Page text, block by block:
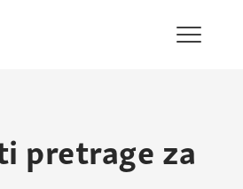
Pokaži/
pretrage za